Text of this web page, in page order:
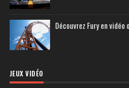
Découvrez Fury en
JEUX VIDÉO